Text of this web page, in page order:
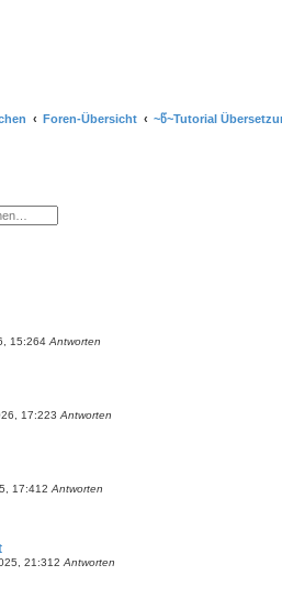
Foren-Übersicht
~წ~Tutorial
15:264 Antworten
17:223 Antworten
17:412 Antworten
21:312 Antworten